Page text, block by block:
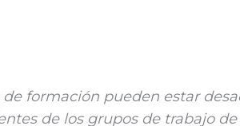
formación pueden estar
de los grupos de trabajo de